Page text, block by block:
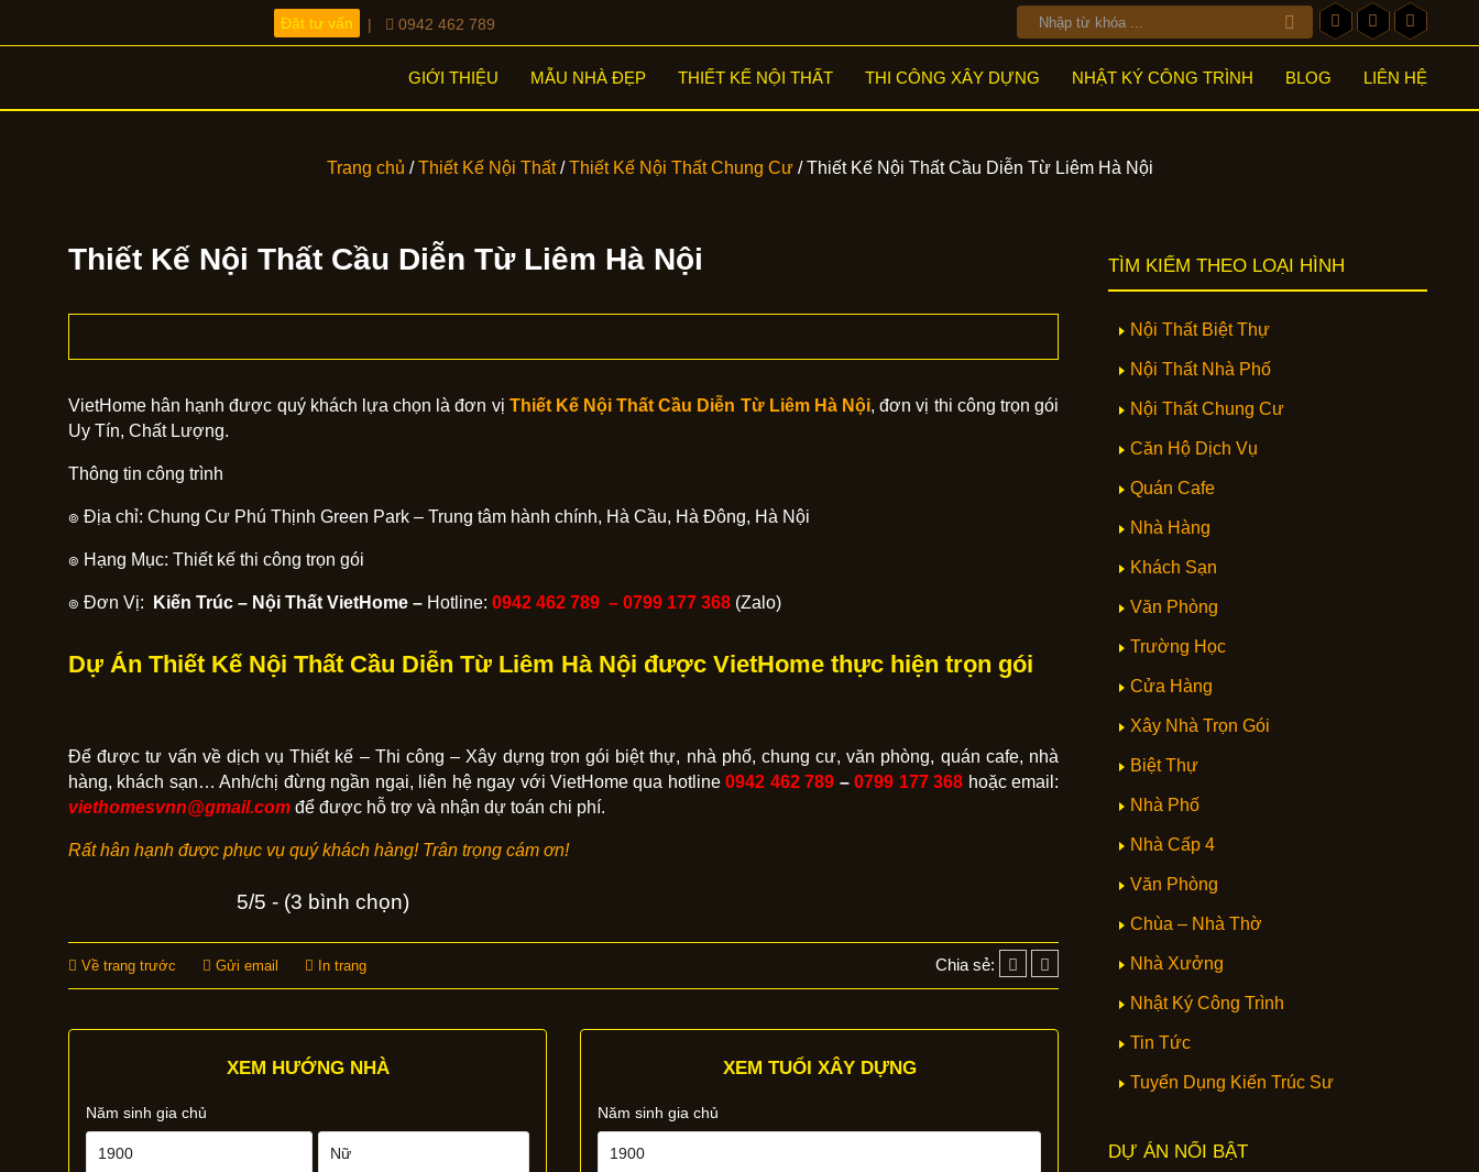
Đặt tư vấn | 0942 462 789
GIỚI THIỆU MẪU NHÀ ĐẸP THIẾT KẾ NỘI THẤT THI CÔNG XÂY DỰNG NHẬT KÝ CÔNG TRÌNH BLOG LIÊN HỆ
Trang chủ /Thiết Kế Nội Thất/Thiết Kế Nội Thất Chung Cư/ Thiết Kế Nội Thất Cầu Diễn Từ Liêm Hà Nội
Thiết Kế Nội Thất Cầu Diễn Từ Liêm Hà Nội
VietHome hân hạnh được quý khách lựa chọn là đơn vị Thiết Kế Nội Thất Cầu Diễn Từ Liêm Hà Nội, đơn vị thi công trọn gói
Uy Tín, Chất Lượng.
Thông tin công trình
๏ Địa chỉ: Chung Cư Phú Thịnh Green Park – Trung tâm hành chính, Hà Cầu, Hà Đông, Hà Nội
๏ Hạng Mục: Thiết kế thi công trọn gói
๏ Đơn Vị: Kiến Trúc – Nội Thất VietHome – Hotline: 0942 462 789 – 0799 177 368 (Zalo)
Dự Án Thiết Kế Nội Thất Cầu Diễn Từ Liêm Hà Nội được VietHome thực hiện trọn gói
Để được tư vấn về dịch vụ Thiết kế – Thi công – Xây dựng trọn gói biệt thự, nhà phố, chung cư, văn phòng, quán cafe, nhà
hàng, khách sạn… Anh/chị đừng ngần ngại, liên hệ ngay với VietHome qua hotline0942 462 789 –0799 177 368 hoặc email:
viethomesvnn@gmail.com để được hỗ trợ và nhận dự toán chi phí.
Rất hân hạnh được phục vụ quý khách hàng! Trân trọng cám ơn!
5/5 - (3 bình chọn)
Về trang trước Gửi email In trang Chia sẻ:
XEM HƯỚNG NHÀ
Năm sinh gia chủ
XEM TUỔI XÂY DỰNG
Năm sinh gia chủ
TÌM KIẾM THEO LOẠI HÌNH
Nội Thất Biệt Thự
Nội Thất Nhà Phố
Nội Thất Chung Cư
Căn Hộ Dịch Vụ
Quán Cafe
Nhà Hàng
Khách Sạn
Văn Phòng
Trường Học
Cửa Hàng
Xây Nhà Trọn Gói
Biệt Thự
Nhà Phố
Nhà Cấp 4
Văn Phòng
Chùa – Nhà Thờ
Nhà Xưởng
Nhật Ký Công Trình
Tin Tức
Tuyển Dụng Kiến Trúc Sư
DỰ ÁN NỔI BẬT